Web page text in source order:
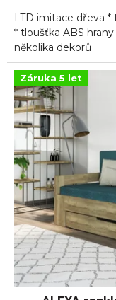
z
5
hvězdiček.
LTD imitace dřeva
* tloušťka ABS
několika dekorů
Záruka 5 let